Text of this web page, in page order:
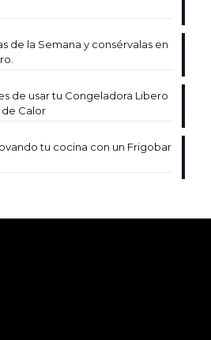
de la Semana y consérvalas en
de usar tu Congeladora Libero
Calor
tu cocina con un Frigobar